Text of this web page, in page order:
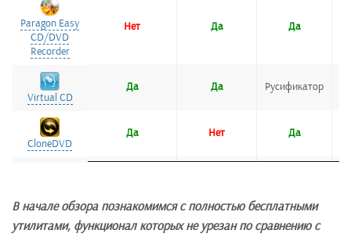
Paragon Easy
CD/DVD
Recorder
Нет Да Да
Virtual CD
Да Да Русификатор
CloneDVD
Да Нет Да
Paragon Easy
CD/DVD
Recorder
Virtual CD
CloneDVD
В начале обзора познакомимся с полностью бесплатными
утилитами, функционал которых не урезан по сравнению с